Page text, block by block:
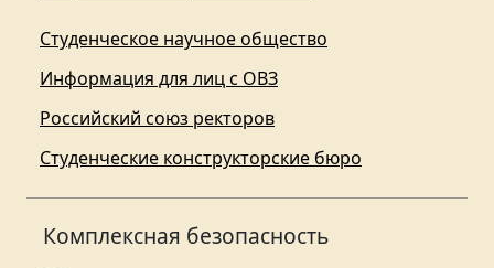
Студенческое научное общество
Информация для лиц с ОВЗ
Российский союз ректоров
Студенческие конструкторские бюро
Комплексная безопасность